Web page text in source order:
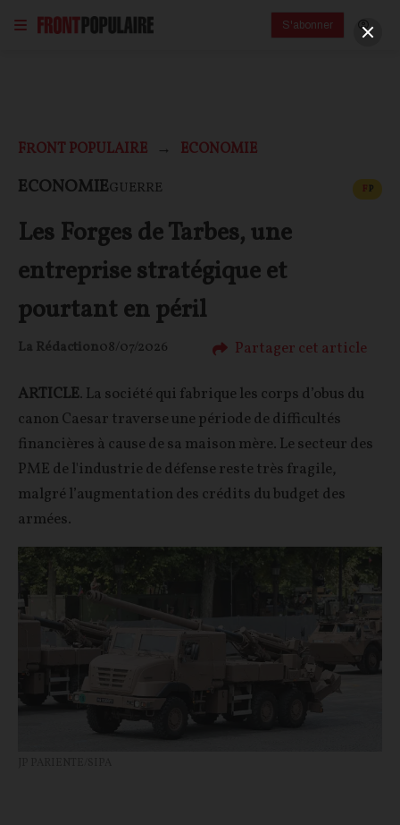
S'abonner
FRONT POPULAIRE ECONOMIE
ECONOMIEGUERRE FP
Les Forges de Tarbes, une
entreprise stratégique et
pourtant en péril
La Rédaction08/07/2026 Partager cet article
ARTICLE. La société qui fabrique les corps d’obus du
canon Caesar traverse une période de difficultés
financières à cause de sa maison mère. Le secteur des
PME de l'industrie de défense reste très fragile,
malgré l’augmentation des crédits du budget des
armées.